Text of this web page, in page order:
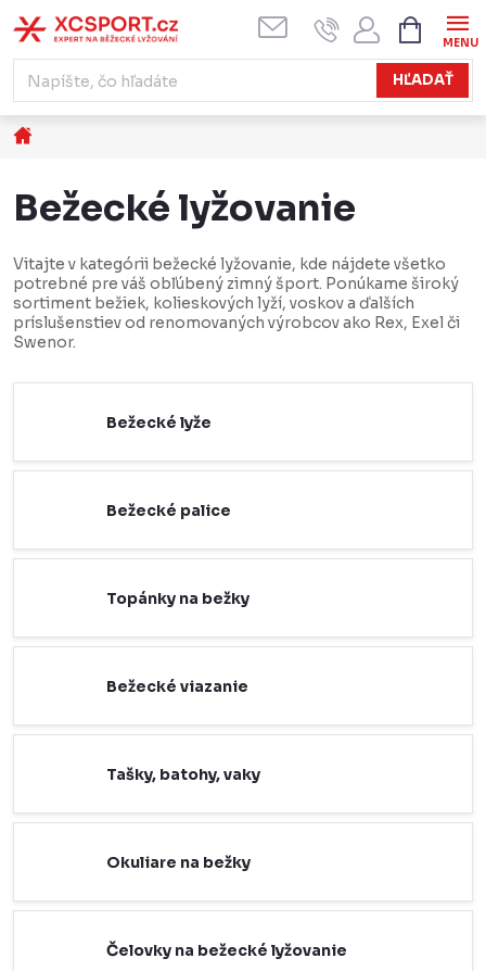
na
obsah
HĽADAŤ
KOŠÍK
Bežecké lyžovanie
Vitajte v kategórii bežecké lyžovanie, kde nájdete všetko
potrebné pre váš obľúbený zimný šport. Ponúkame široký
sortiment bežiek, kolieskových lyží, voskov a ďalších
príslušenstiev od renomovaných výrobcov ako Rex, Exel či
Swenor.
Bežecké lyže
Bežecké palice
Topánky na bežky
Bežecké viazanie
Tašky, batohy, vaky
Okuliare na bežky
Čelovky na bežecké lyžovanie